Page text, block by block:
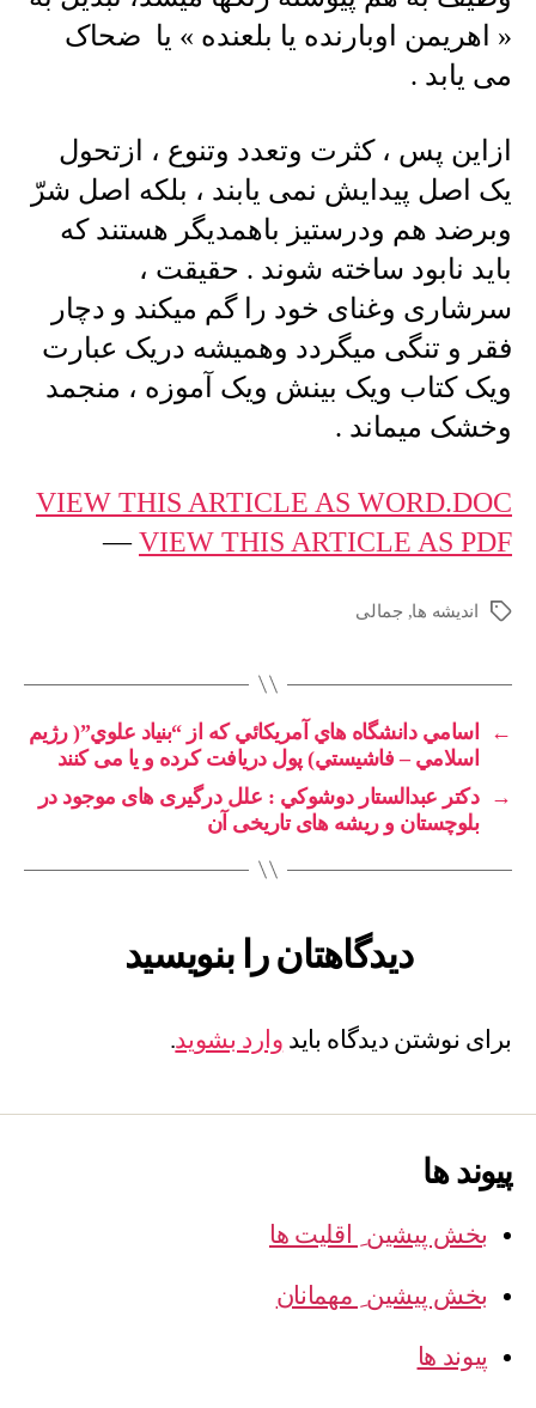
« اهریمن اوبارنده یا بلعنده » یا ضحاک
می یابد .
ازاین پس ، کثرت وتعدد وتنوع ، ازتحول
یک اصل پیدایش نمی یابند ، بلکه اصل شرّ
وبرضد هم ودرستیز باهمدیگر هستند که
باید نابود ساخته شوند . حقیقت ،
سرشاری وغنای خود را گم میکند و دچار
فقر و تنگی میگردد وهمیشه دریک عبارت
ویک کتاب ویک بینش ویک آموزه ، منجمد
وخشک میماند .
VIEW THIS ARTICLE AS WORD.DOC
—VIEW THIS ARTICLE AS PDF
برچسب‌ها
اندیشه ها, جمالی
←
اسامي دانشگاه هاي آمريکائي که از “بنياد علوي”( رژيم
اسلامي – فاشيستي) پول دریافت کرده و یا می کنند
→
دكتر عبدالستار دوشوكي : علل درگیری های موجود در
بلوچستان و ریشه های تاریخی آن
دیدگاهتان را بنویسید
برای نوشتن دیدگاه باید وارد بشوید.
پیوند ها
بخش پیشین ِ اقلیت ها
بخش پیشین ِ مهمانان
پیوند ها